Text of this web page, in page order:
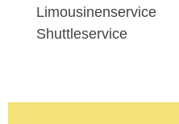
Limousinenservice
Shuttleservice